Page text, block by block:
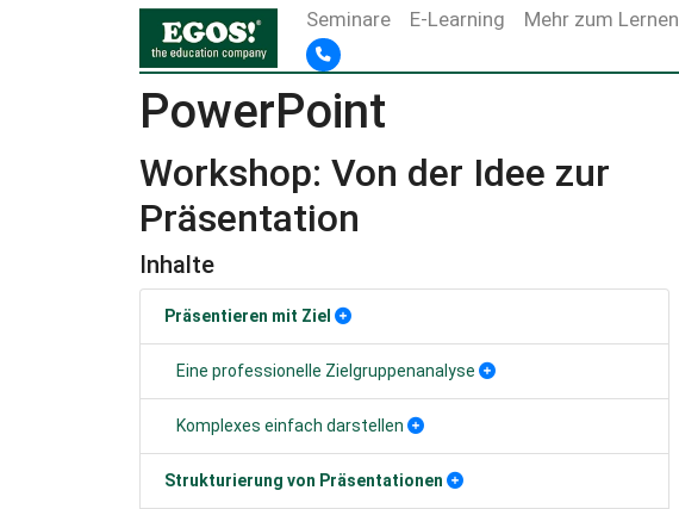
Seminare E-Learning Mehr zum Lernen
PowerPoint
Workshop: Von der Idee zur
Präsentation
Inhalte
Präsentieren mit Ziel
Eine professionelle Zielgruppenanalyse
Komplexes einfach darstellen
Strukturierung von Präsentationen